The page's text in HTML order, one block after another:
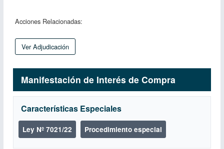
Acciones Relacionadas:
Ver Adjudicación
Manifestación de Interés de Compra
Características Especiales
Ley Nº 7021/22 Procedimiento especial